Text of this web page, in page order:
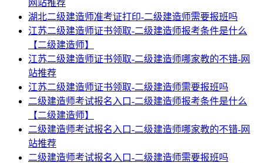
网站推荐
湖北二级建造师准考证打印-二级建造师需要报班吗
江苏二级建造师证书领取-二级建造师报考条件是什么
【二级建造师】
江苏二级建造师证书领取-二级建造师哪家教的不错-网
站推荐
江苏二级建造师证书领取-二级建造师需要报班吗
二级建造师考试报名入口-二级建造师报考条件是什么
【二级建造师】
二级建造师考试报名入口-二级建造师哪家教的不错-网
站推荐
二级建造师考试报名入口-二级建造师需要报班吗